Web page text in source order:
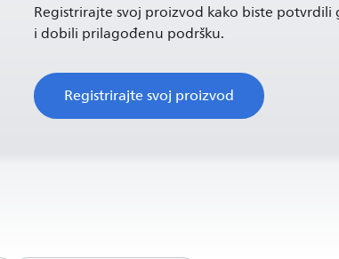
Registrirajte svoj proizvod kako biste
i dobili prilagođenu podršku.
Registrirajte svoj proizvod